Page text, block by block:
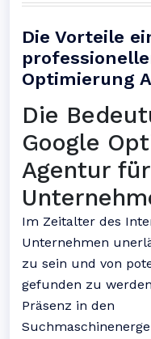
Die Vorteile
Optimierung
Die
Google
Agentur
Im Zeitalter des
Unternehmen
zu sein und von
gefunden zu
Präsenz in den